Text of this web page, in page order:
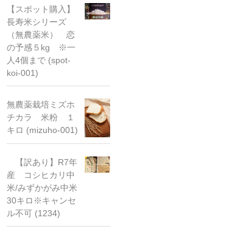
【スポット購入】
長寿米シリーズ
（無農薬米） 恋
の予感５kg ※一
人4個まで (spot-
koi-001)
無農薬栽培ミズホ
チカラ 米粉 １
キロ (mizuho-001)
【訳あり】R7年
産 コシヒカリ中
米/みずかがみ中米
30キロ※キャンセ
ル不可 (1234)